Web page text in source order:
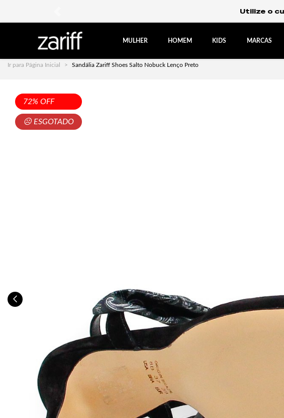
Frete
MULHER HOMEM KIDS MARCAS
Ir para Página Inicial Sandália Zariff Shoes Salto Nobuck Lenço Preto
72% OFF
☹ ESGOTADO